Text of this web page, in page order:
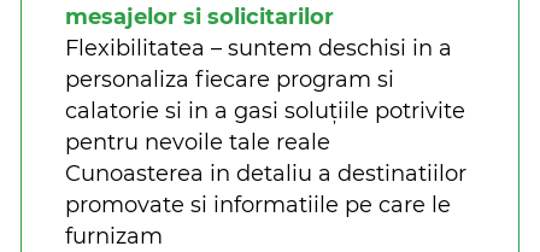
mesajelor si solicitarilor
Flexibilitatea – suntem deschisi in a
personaliza fiecare program si
calatorie si in a gasi soluțiile potrivite
pentru nevoile tale reale
Cunoasterea in detaliu a destinatiilor
promovate si informatiile pe care le
furnizam